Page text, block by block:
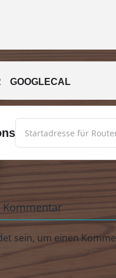
Bauchspeck
27,80€
im Preis nicht enthalten,
zum 01.10.23 über
GOOGLECAL
sein, um einen